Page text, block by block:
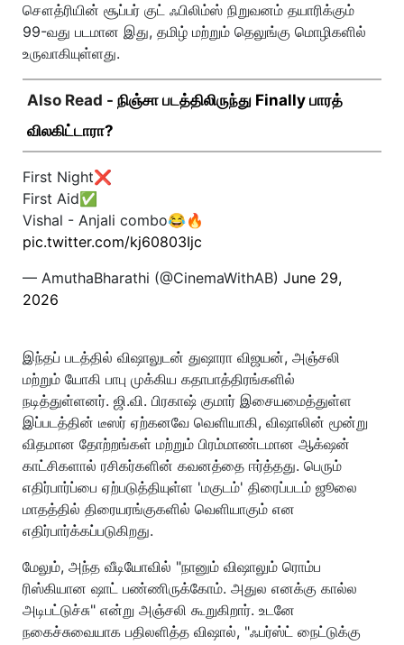
சௌத்ரியின் சூப்பர் குட் ஃபிலிம்ஸ் நிறுவனம் தயாரிக்கும்
99-வது படமான இது, தமிழ் மற்றும் தெலுங்கு மொழிகளில்
உருவாகியுள்ளது.
Also Read - நிஞ்சா படத்திலிருந்து Finally பாரத்
விலகிட்டாரா?
First Night❌
First Aid✅
Vishal - Anjali combo😂🔥
pic.twitter.com/kj60803Ijc
— AmuthaBharathi (@CinemaWithAB) June 29,
2026
இந்தப் படத்தில் விஷாலுடன் துஷாரா விஜயன், அஞ்சலி
மற்றும் யோகி பாபு முக்கிய கதாபாத்திரங்களில்
நடித்துள்ளனர். ஜி.வி. பிரகாஷ் குமார் இசையமைத்துள்ள
இப்படத்தின் டீஸர் ஏற்கனவே வெளியாகி, விஷாலின் மூன்று
விதமான தோற்றங்கள் மற்றும் பிரம்மாண்டமான ஆக்‌ஷன்
காட்சிகளால் ரசிகர்களின் கவனத்தை ஈர்த்தது. பெரும்
எதிர்பார்ப்பை ஏற்படுத்தியுள்ள 'மகுடம்' திரைப்படம் ஜூலை
மாதத்தில் திரையரங்குகளில் வெளியாகும் என
எதிர்பார்க்கப்படுகிறது.
மேலும், அந்த வீடியோவில் "நானும் விஷாலும் ரொம்ப
ரிஸ்கியான ஷாட் பண்ணிருக்கோம். அதுல எனக்கு கால்ல
அடிபட்டுச்சு" என்று அஞ்சலி கூறுகிறார். உடனே
நகைச்சுவையாக பதிலளித்த விஷால், "ஃபர்ஸ்ட் நைட்டுக்கு